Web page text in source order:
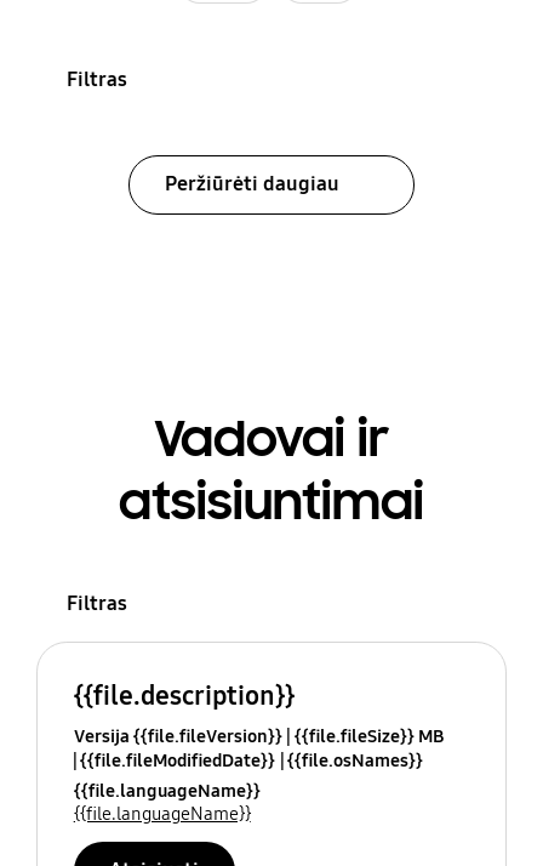
Filtras
Peržiūrėti daugiau
Vadovai ir
atsisiuntimai
Filtras
{{file.description}}
Versija {{file.fileVersion}} {{file.fileSize}} MB
{{file.fileModifiedDate}} {{file.osNames}}
{{file.languageName}}
{{file.languageName}}